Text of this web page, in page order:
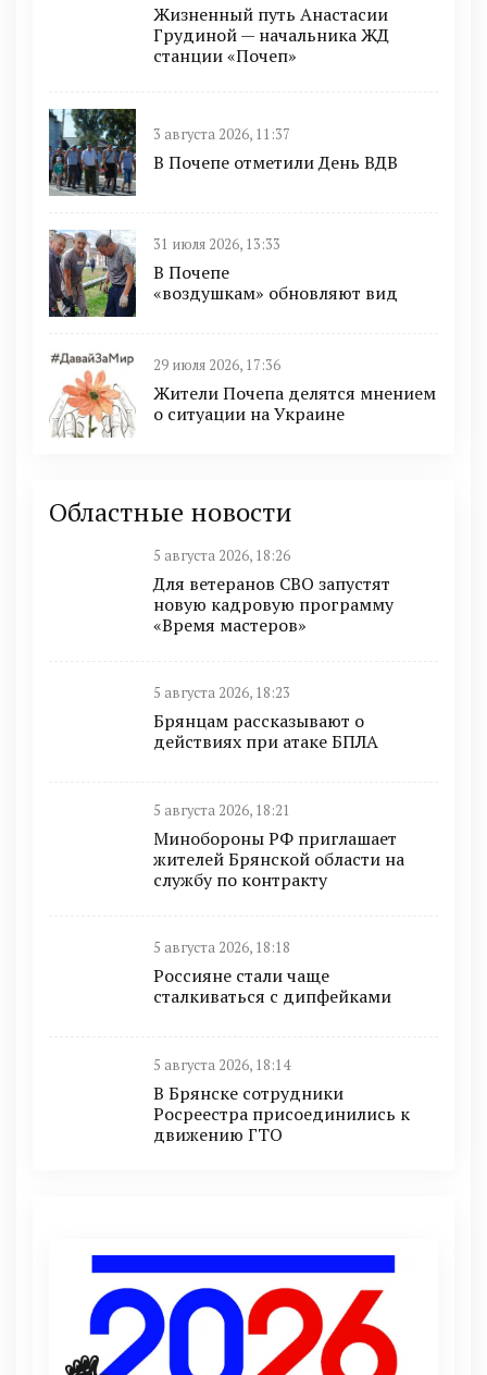
Жизненный путь Анастасии
Грудиной — начальника ЖД
станции «Почеп»
3 августа 2026, 11:37
В Почепе отметили День ВДВ
31 июля 2026, 13:33
В Почепе
«воздушкам» обновляют вид
29 июля 2026, 17:36
Жители Почепа делятся мнением
о ситуации на Украине
Областные новости
5 августа 2026, 18:26
Для ветеранов СВО запустят
новую кадровую программу
«Время мастеров»
5 августа 2026, 18:23
Брянцам рассказывают о
действиях при атаке БПЛА
5 августа 2026, 18:21
Минобoроны РФ приглaшaет
житeлeй Брянской области на
службу по контракту
5 августа 2026, 18:18
Россияне стали чаще
сталкиваться с дипфейками
5 августа 2026, 18:14
В Брянске сотрудники
Росреестра присоединились к
движению ГТО